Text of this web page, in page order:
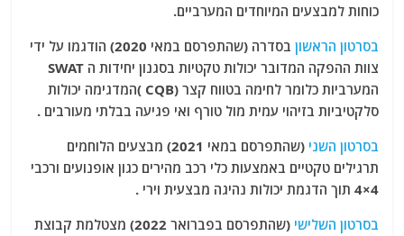
כוחות למבצעים המיוחדים המערביים.
בסרטון הראשון
בסדרה (שהתפרסם במאי 2020) הודגמו על ידי
צוות ההפקה המדובר יכולות טקטיות בסגנון יחידות ה SWAT
המערביות כלומר לחימה בטווח קצר (CQB )המדגימה יכולות
סלקטיביות בזיהוי עמית מול טורף ואי פגיעה בבלתי מעורבים .
בסרטון השני
(שהתפרסם במאי 2021) מבצעים הלוחמים
תרגילים טקטיים באמצעות כלי רכב מהירים כגון אופנועים ורכבי
4×4 תוך הדגמת יכולות נהיגה מבצעית וירי .
בסרטון השלישי
(שהתפרסם בפברואר 2022) מצטלמת קבוצת